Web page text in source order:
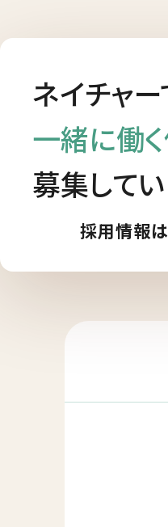
ネイチャー
一緒に働
募集してい
採用情報